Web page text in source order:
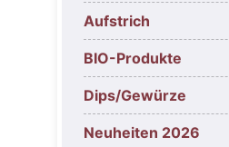
Aufstrich
BIO-Produkte
Dips/Gewürze
Neuheiten 2026